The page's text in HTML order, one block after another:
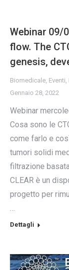
Webinar 09/
flow. The
genesis,
Biomedicale, Eventi,
Gennaio 28, 2022
Webinar
Cosa sono le
come farlo e
tumori solidi
filtrazione
CLEAR è un
progetto per
…
Dettagli